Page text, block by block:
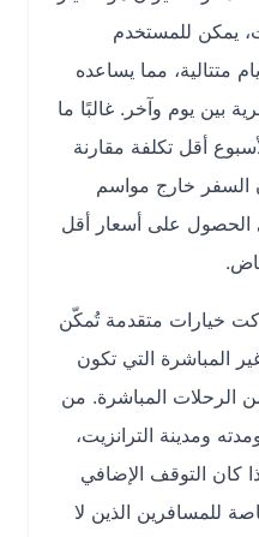
للمستخدم
مما يساعده
يوم وآخر. غالبًا ما
تكلفة مقارنة
خارج مواسم
على أسعار أقل
متقدمة تُمكّن
التي تكون
المباشرة. من
الترانزيت،
التوقف الإضافي
الذين لا